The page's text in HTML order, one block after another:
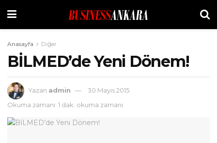
Anasayfa Diğer
BİLMED’de Yeni Dönem!
Yazan admin
30 Mayıs 2015
Okuma zamanı: 1 dak. okuma zamanı